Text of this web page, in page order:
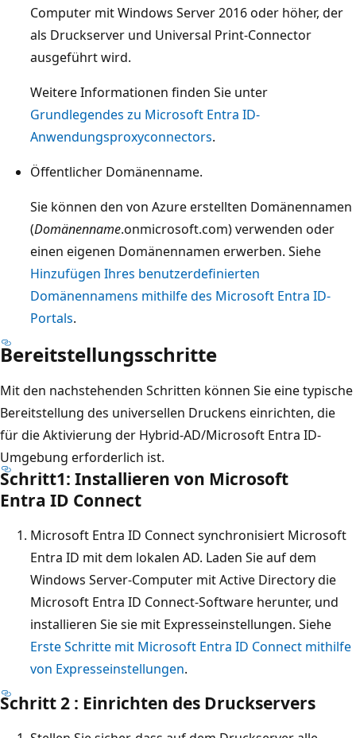
Computer mit Windows Server 2016 oder höher, der
als Druckserver und Universal Print-Connector
ausgeführt wird.
Weitere Informationen finden Sie unter
Grundlegendes zu Microsoft Entra ID-
Anwendungsproxyconnectors.
Öffentlicher Domänenname.
Sie können den von Azure erstellten Domänennamen
(Domänenname.onmicrosoft.com) verwenden oder
einen eigenen Domänennamen erwerben. Siehe
Hinzufügen Ihres benutzerdefinierten
Domänennamens mithilfe des Microsoft Entra ID-
Portals.
Bereitstellungsschritte
Mit den nachstehenden Schritten können Sie eine typische
Bereitstellung des universellen Druckens einrichten, die
für die Aktivierung der Hybrid-AD/Microsoft Entra ID-
Umgebung erforderlich ist.
Schritt1: Installieren von Microsoft
Entra ID Connect
Microsoft Entra ID Connect synchronisiert Microsoft
Entra ID mit dem lokalen AD. Laden Sie auf dem
Windows Server-Computer mit Active Directory die
Microsoft Entra ID Connect-Software herunter, und
installieren Sie sie mit Expresseinstellungen. Siehe
Erste Schritte mit Microsoft Entra ID Connect mithilfe
von Expresseinstellungen.
Schritt 2 : Einrichten des Druckservers